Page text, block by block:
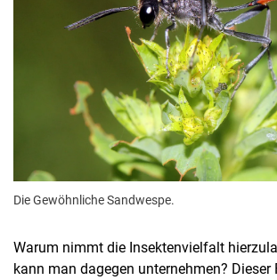
Die Gewöhnliche Sandwespe.
Warum nimmt die Insektenvielfalt
kann man dagegen unternehmen? Dieser